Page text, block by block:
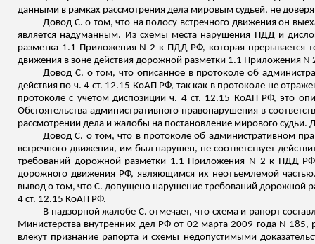
данными в рамках рассмотрения дела мировым судьей, не
Довод С. о том, что на полосу встречного движения он
является надуманным. Из схемы места нарушения ПДД и
разметка 1.1 Приложения N 2 к ПДД РФ, которая прерывается
движения в зоне действия дорожной разметки 1.1 Приложения
Довод С. о том, что описанное в протоколе об
действия по ч. 4 ст. 12.15 КоАП РФ, так как в протоколе не
протоколе с учетом диспозиции ч. 4 ст. 12.15 КоАП РФ, это
Обстоятельства административного правонарушения в
рассмотрении дела и жалобы на постановление мирового
Довод С. о том, что в протоколе об административном
встречного движения, им был нарушен, не соответствует
требований дорожной разметки 1.1 Приложения N 2 к ПДД
дорожного движения РФ, являющимся их неотъемлемой
вывод о том, что С. допущено нарушение требований дорожной
4 ст. 12.15 КоАП РФ.
В надзорной жалобе С. отмечает, что схема и рапорт
Министерства внутренних дел РФ от 02 марта 2009 года N 185,
влекут признание рапорта и схемы недопустимыми